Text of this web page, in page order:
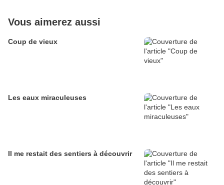
Vous aimerez aussi
Coup de vieux
Les eaux miraculeuses
Il me restait des sentiers à découvrir